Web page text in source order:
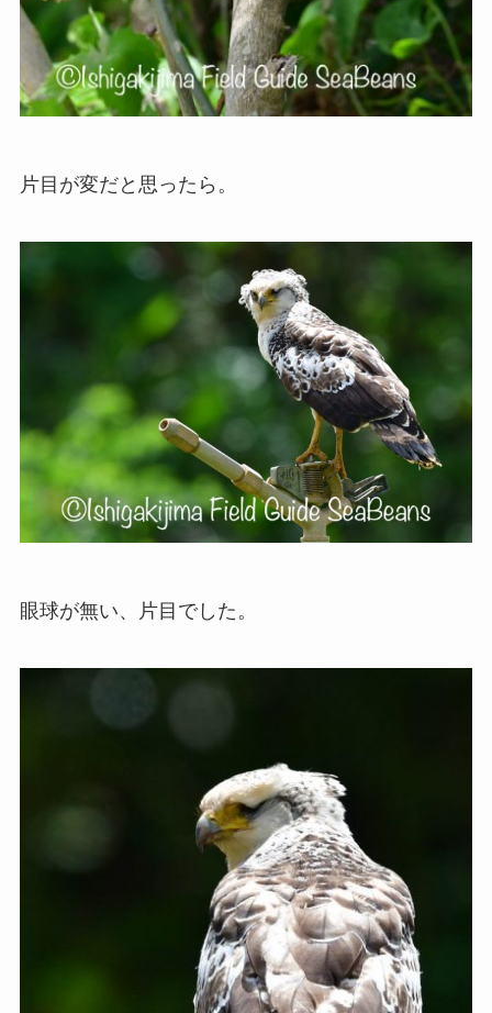
片目が変だと思ったら。
眼球が無い、片目でした。